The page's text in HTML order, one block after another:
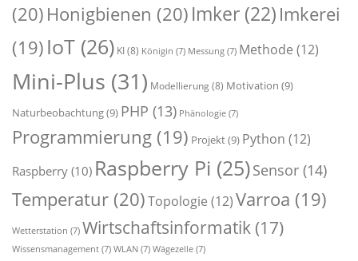
(20)Honigbienen (20)Imker (22) Imkerei
(19) IoT (26) KI(8) Königin (7) Messung (7) Methode (12)
Mini-Plus (31) Modellierung(8) Motivation (9)
Naturbeobachtung(9) PHP (13) Phänologie (7)
Programmierung (19) Projekt(9) Python (12)
Raspberry (10) Raspberry Pi (25)Sensor (14)
Temperatur (20)Topologie (12)Varroa (19)
Wetterstation (7) Wirtschaftsinformatik (17)
Wissensmanagement (7) WLAN (7) Wägezelle (7)